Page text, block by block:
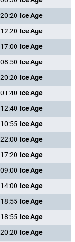
20:20 Ice Age
12:20 Ice Age
17:00 Ice Age
08:50 Ice Age
20:20 Ice Age
01:40 Ice Age
12:40 Ice Age
10:55 Ice Age
22:00 Ice Age
17:20 Ice Age
09:00 Ice Age
14:00 Ice Age
18:55 Ice Age
18:55 Ice Age
20:20 Ice Age